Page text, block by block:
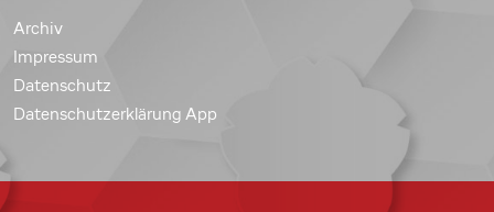
Archiv
Impressum
Datenschutz
Datenschutzerklärung App